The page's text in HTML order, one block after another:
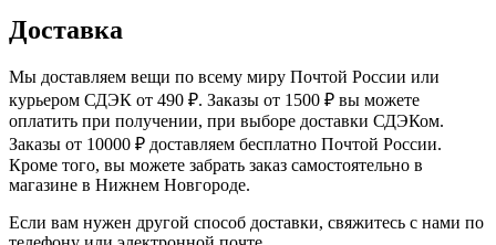
Доставка
Мы доставляем вещи по всему миру Почтой России или
курьером СДЭК от 490 ₽. Заказы от 1500 ₽ вы можете
оплатить при получении, при выборе доставки СДЭКом.
Заказы от 10000 ₽ доставляем бесплатно Почтой России.
Кроме того, вы можете забрать заказ самостоятельно в
магазине в Нижнем Новгороде.
Если вам нужен другой способ доставки, свяжитесь с нами по